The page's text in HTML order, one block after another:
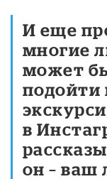
И еще
многие
может
подойти
в
он –